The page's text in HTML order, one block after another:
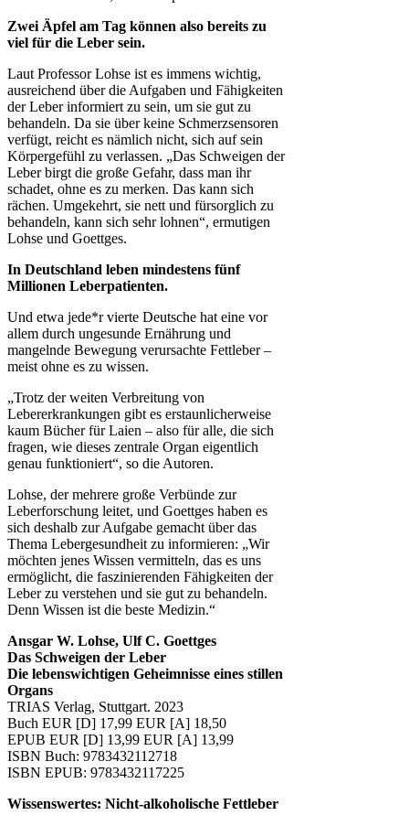
Zwei Äpfel am Tag können also bereits zu
viel für die Leber sein.
Laut Professor Lohse ist es immens wichtig,
ausreichend über die Aufgaben und Fähigkeiten
der Leber informiert zu sein, um sie gut zu
behandeln. Da sie über keine Schmerzsensoren
verfügt, reicht es nämlich nicht, sich auf sein
Körpergefühl zu verlassen. „Das Schweigen der
Leber birgt die große Gefahr, dass man ihr
schadet, ohne es zu merken. Das kann sich
rächen. Umgekehrt, sie nett und fürsorglich zu
behandeln, kann sich sehr lohnen“, ermutigen
Lohse und Goettges.
In Deutschland leben mindestens fünf
Millionen Leberpatienten.
Und etwa jede*r vierte Deutsche hat eine vor
allem durch ungesunde Ernährung und
mangelnde Bewegung verursachte Fettleber –
meist ohne es zu wissen.
„Trotz der weiten Verbreitung von
Lebererkrankungen gibt es erstaunlicherweise
kaum Bücher für Laien – also für alle, die sich
fragen, wie dieses zentrale Organ eigentlich
genau funktioniert“, so die Autoren.
Lohse, der mehrere große Verbünde zur
Leberforschung leitet, und Goettges haben es
sich deshalb zur Aufgabe gemacht über das
Thema Lebergesundheit zu informieren: „Wir
möchten jenes Wissen vermitteln, das es uns
ermöglicht, die faszinierenden Fähigkeiten der
Leber zu verstehen und sie gut zu behandeln.
Denn Wissen ist die beste Medizin.“
Ansgar W. Lohse, Ulf C. Goettges
Das Schweigen der Leber
Die lebenswichtigen Geheimnisse eines stillen
Organs
TRIAS Verlag, Stuttgart. 2023
Buch EUR [D] 17,99 EUR [A] 18,50
EPUB EUR [D] 13,99 EUR [A] 13,99
ISBN Buch: 9783432112718
ISBN EPUB: 9783432117225
Wissenswertes: Nicht-alkoholische Fettleber